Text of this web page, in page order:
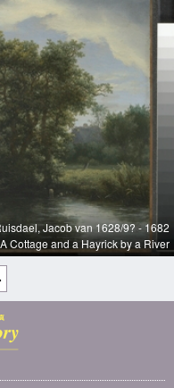
Jacob van 1628/9? - 1682
A Cottage and a Hayrick by a River